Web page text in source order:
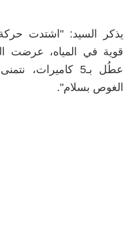
يذكر السيد: "اشتدت حركة
قوية في المياه، عرضت
عطُل بـ5
الغوص بسلام".